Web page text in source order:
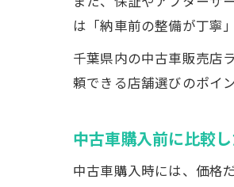
は「納車前の整備が丁寧
千葉県内の中古車販売店
頼できる店舗選びのポイン
中古車購入前に比較
中古車購入時には、価格